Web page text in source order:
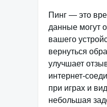
Пинг — это
данные могут
вашего
вернуться
улучшает
интернет-
при играх и
небольшая